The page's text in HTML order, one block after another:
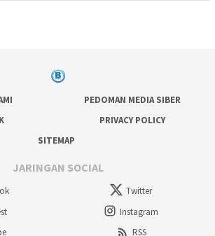
PEDOMAN MEDIA SIBER
PRIVACY POLICY
SITEMAP
JARINGAN SOCIAL
Twitter
Instagram
RSS